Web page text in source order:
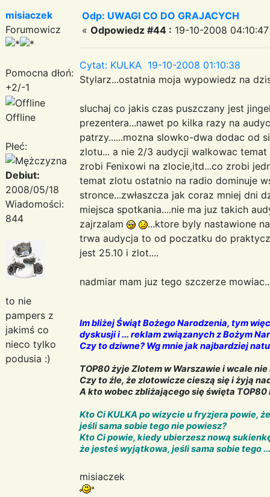
misiaczek
Forumowicz
Pomocna dłoń:
+2/-1
Offline
Płeć:
Debiut:
2008/05/18
Wiadomości:
844
to nie
pampers z
jakimś co
nieco tylko
podusia :)
Odp: UWAGI CO DO GRAJACYCH
« Odpowiedz #44 : 19-10-2008
Cytat: KULKA 19-10-2008 01:10:38
Stylarz...ostatnia moja wypowiedz na
sluchaj co jakis czas puszczany jest
prezentera...nawet po kilka razy na
patrzy......mozna slowko-dwa dodac od
zlotu... a nie 2/3 audycji walkowac
zrobi Fenixowi na zlocie,itd...co zrobi
temat zlotu ostatnio na radio dominuje
stronce...zwłaszcza jak coraz mniej dni
miejsca spotkania....nie ma juz takich
zajrzalam
...ktore byly nastawione
trwa audycja to od poczatku do
jest 25.10 i zlot....
nadmiar mam juz tego szczerze
Im bliżej Świąt Bożego Narodzenia, tym
dyskusji i ... reklam związanych z Bożym
Czy to dziwne? Wg mnie jak najbardziej
TOP80 żyje Zlotem w Warszawie i wcale
Czy to źle, że zlotowicze cieszą się i żyją
A kto wobec zbliżającego się święta TOP80
Kto Ci KULKA po wizycie u fryzjera powie,
jeśli sama sobie tego nie powiesz?
Kto Ci powie, kiedy ubierzesz nową
że jesteś wyjątkowa, jeśli sama sobie tego
misiaczek